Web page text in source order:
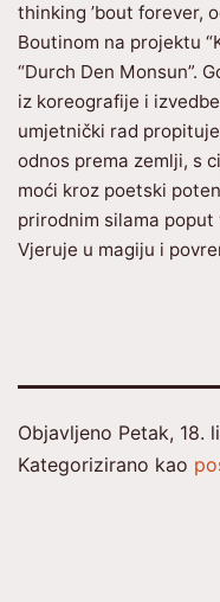
thinking ’bout forever,
Boutinom na projektu
“Durch Den Monsun”.
iz koreografije i
umjetnički rad
odnos prema zemlji, s
moći kroz poetski
prirodnim silama
Vjeruje u magiju i
Objavljeno Petak, 18.
Kategorizirano kao